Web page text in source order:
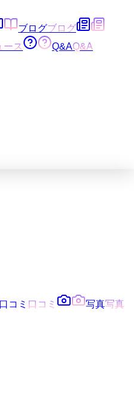
ブログブログ
ース Q&AQ&A
口コミ 口コミ 写真写真